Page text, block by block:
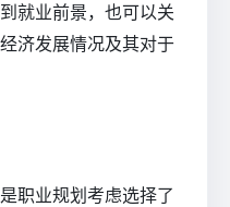
就业前景，也可以关
济发展情况及其对于
职业规划考虑选择了